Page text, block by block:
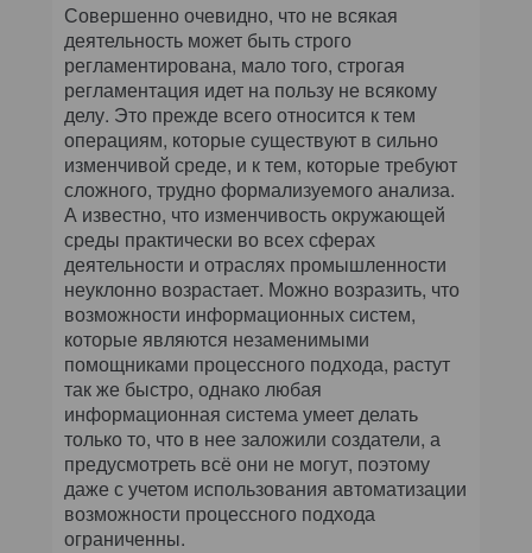
Совершенно очевидно, что не всякая
деятельность может быть строго
регламентирована, мало того, строгая
регламентация идет на пользу не всякому
делу. Это прежде всего относится к тем
операциям, которые существуют в сильно
изменчивой среде, и к тем, которые требуют
сложного, трудно формализуемого анализа.
А известно, что изменчивость окружающей
среды практически во всех сферах
деятельности и отраслях промышленности
неуклонно возрастает. Можно возразить, что
возможности информационных систем,
которые являются незаменимыми
помощниками процессного подхода, растут
так же быстро, однако любая
информационная система умеет делать
только то, что в нее заложили создатели, а
предусмотреть всё они не могут, поэтому
даже с учетом использования автоматизации
возможности процессного подхода
ограниченны.